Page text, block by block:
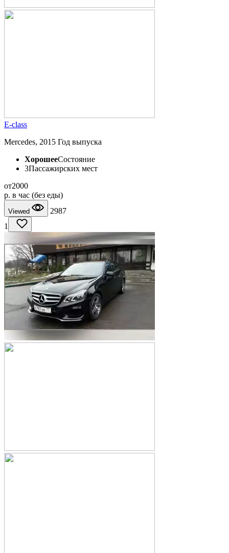
E-class
Mercedes, 2015 Год выпуска
ХорошееСостояние
3Пассажирских мест
от2000
p. в час (без еды)
Viewed
2987
1